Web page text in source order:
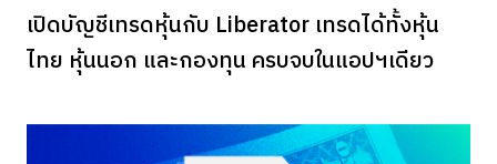
เปิดบัญชีเทรดหุ้นกับ Liberator เทรดได้ทั้งหุ้น
ไทย หุ้นนอก และกองทุน ครบจบในแอปฯเดียว